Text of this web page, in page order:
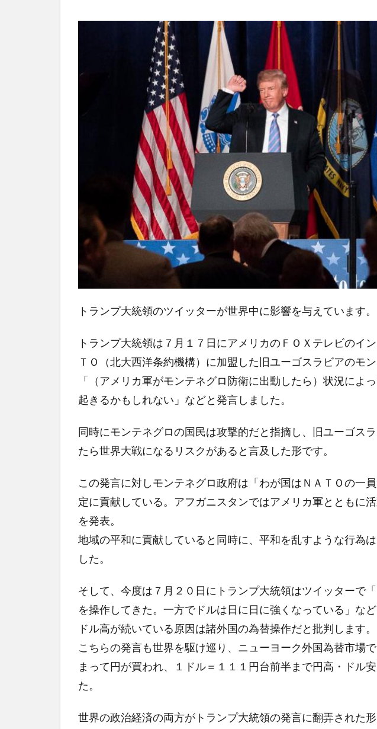
トランプ大統領のツイッターが世界中に影響を与えています。
トランプ大統領は７月１７日にアメリカのＦＯＸテレビのイ
ＴＯ（北大西洋条約機構）に加盟した旧ユーゴスラビアのモン
「（アメリカ軍がモンテネグロ防衛に出動したら）状況によ
起きるかもしれない」などと発言しました。
同時にモンテネグロの国民は攻撃的だと指摘し、旧ユーゴス
たら世界大戦になるリスクがあると言及した形です。
この発言に対しモンテネグロ政府は「わが国はＮＡＴＯの一
定に貢献している。アフガニスタンではアメリカ軍とともに
を発表。
地域の平和に貢献していると同時に、平和を乱すような行為
した。
そして、今度は７月２０日にトランプ大統領はツイッターで
を操作してきた。一方でドルは日に日に強くなっている」な
ドル高が続いている原因は諸外国の為替操作だと批判します。
こちらの発言も世界を駆け巡り、ニューヨーク外国為替市場
まって円が買われ、１ドル＝１１１円台前半まで円高・ドル
た。
世界の政治経済の両方がトランプ大統領の発言に翻弄された